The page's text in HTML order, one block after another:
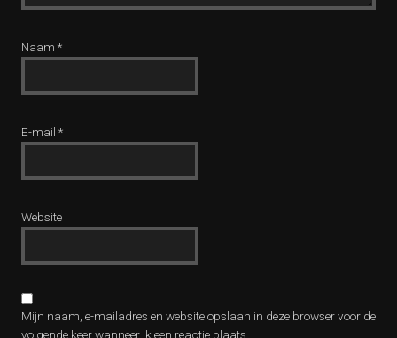
Naam *
E-mail *
Website
Mijn naam, e-mailadres en website opslaan in deze browser voor de
volgende keer wanneer ik een reactie plaats.